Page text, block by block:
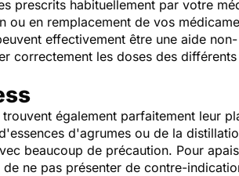
prescrits habituellement par votre
ou en remplacement de vos
effectivement être une aide non-
correctement les doses des différents
trouvent également parfaitement leur
d'agrumes ou de la
beaucoup de précaution. Pour
ne pas présenter de contre-